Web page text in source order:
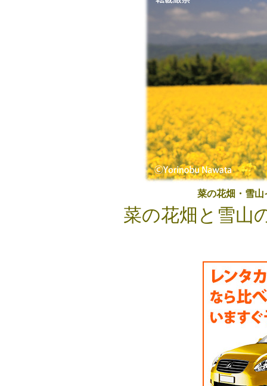
菜の花畑・雪山
菜の花畑と雪山